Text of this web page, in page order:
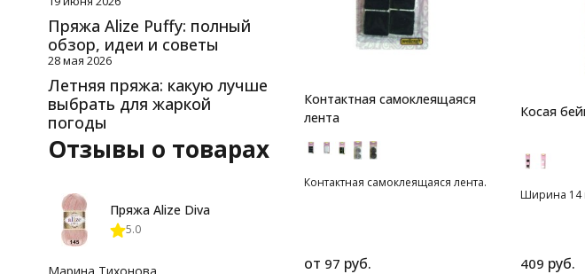
Контактная самоклеящаяся
лента
Контактная самоклеящаяся лента.
от 97 руб.
Косая
Ширина 14
409 руб.
Пряжа Alize Puffy: полный
обзор, идеи и советы
28 мая 2026
Летняя пряжа: какую лучше
выбрать для жаркой
погоды
Отзывы о товарах
Пряжа Alize Diva
5.0